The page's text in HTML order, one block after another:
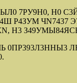
7РУ9Н0, Н0
Р4ЗУМ ЧN7437
Н3
0ПР393Л3ННЫ3